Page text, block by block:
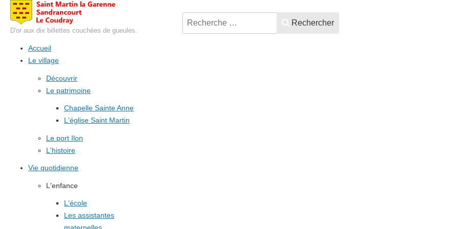
D'or aux dix billettes couchées de gueules.
Rechercher
Accueil
Le village
Découvrir
Le patrimoine
Chapelle Sainte Anne
L'église Saint Martin
Le port Ilon
L'histoire
Vie quotidienne
L'enfance
L'école
Les assistantes